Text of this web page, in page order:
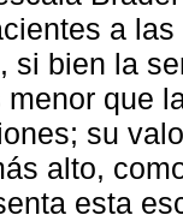
a
si bien la
que
su
alto,
esta